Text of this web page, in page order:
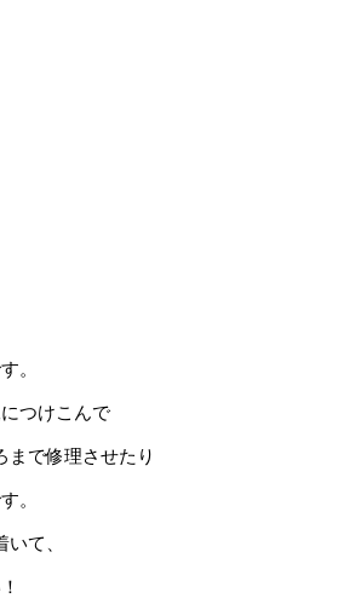
。
つけこんで
まで修理させたり
。
て、